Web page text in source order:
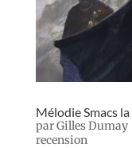
Mélodie Smacs
parGilles Dumay|
recension